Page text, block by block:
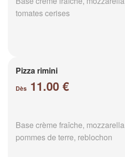
tomates cerises
Pizza rimini
Dès 11.00 €
Base crème fraîche,
pommes de terre, reblochon